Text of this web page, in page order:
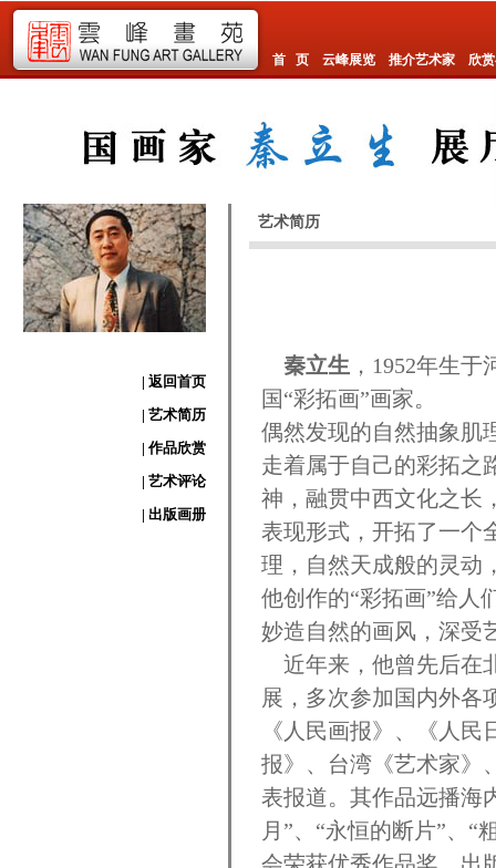
首 页 云峰展览 推介艺术家 欣
| 返回首页
| 艺术简历
| 作品欣赏
| 艺术评论
| 出版画册
艺术简历
秦立生 ，1952年生
国“彩拓画”画家。
偶然发现的自然抽象肌
走着属于自己的彩拓之
神，融贯中西文化之长
表现形式，开拓了一个
理，自然天成般的灵动
他创作的“彩拓画”给人
妙造自然的画风，深受
近年来，他曾先后在
展，多次参加国内外各
《人民画报》、《人
报》、台湾《艺术家》
表报道。其作品远播海
月”、“永恒的断片”、“